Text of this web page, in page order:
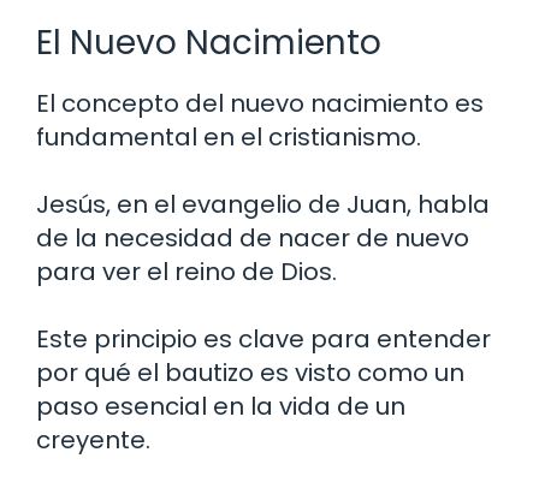
El Nuevo Nacimiento
El concepto del nuevo nacimiento es
fundamental en el cristianismo.
Jesús, en el evangelio de Juan, habla
de la necesidad de nacer de nuevo
para ver el reino de Dios.
Este principio es clave para entender
por qué el bautizo es visto como un
paso esencial en la vida de un
creyente.